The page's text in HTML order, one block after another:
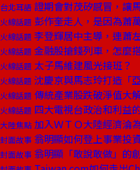
台北耳語 證期會對茂矽感冒，讓
火線話題 彭作奎走人，是因為蕭
火線話題 李登輝居中主導，連蕭
火線話題 金融股搶錢列車，怎麼
火線話題 太子馬維建風光接班？
火線話題 沈慶京與馬志玲打造「
火線話題 傳統產業股跌破淨值大
火線話題 四大電視台政治和利益
大陸焦點 加入ＷＴＯ大陸經濟淪
封面故事 翁明顯如何登上事業投
封面故事 翁明顯「敢說敢做」的